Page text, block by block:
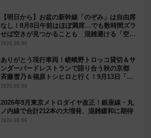
【明日から】お盆の新幹線「のぞみ」は自由席
なし！8月8日午前はほぼ満席…でも数時間ズラ
せば空きが見つかることも 混雑避ける「空
席」探しのコツ
2026.08.06
ありがとう現行車両！嵯峨野トロッコ貸切＆サ
ンダーバードレストランで語り合う秋の京都
斉藤雪乃＆福原トシヒロと行く！9月13日「京
都の鉄道満喫ツアー」開催
2026.08.06
2026年9月東京メトロダイヤ改正！銀座線・丸
ノ内線で合計212本の大増発、混雑緩和に期待
2026.08.06